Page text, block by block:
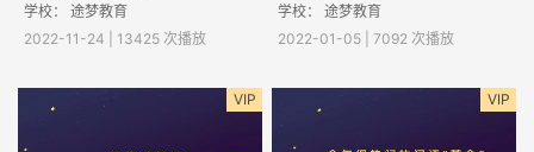
学校： 途梦教育
2022-11-24 | 13425 次播放
学校： 途梦教育
2022-01-05 | 7092 次播放
VIP VIP